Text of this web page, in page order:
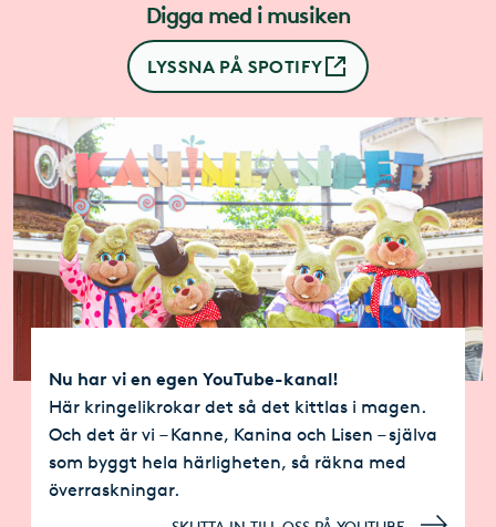
Digga med i musiken
LYSSNA PÅ SPOTIFY
Nu har vi en egen YouTube-kanal!
Här kringelikrokar det så det kittlas i magen.
Och det är vi – Kanne, Kanina och Lisen – själva
som byggt hela härligheten, så räkna med
överraskningar.